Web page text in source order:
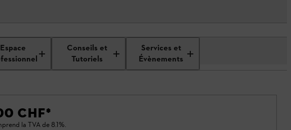
Espace
Conseils et
Tutoriels
Services et
Évènements
CHF*
la TVA de 8.1%.